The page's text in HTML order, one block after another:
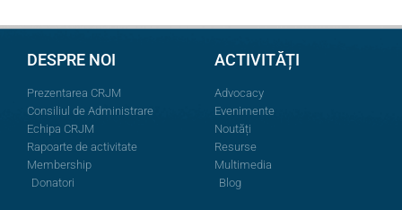
DESPRE NOI
Prezentarea CRJM
Consiliul de Administrare
Echipa CRJM
Rapoarte de activitate
Membership
Donatori
ACTIVITĂȚI
Advocacy
Evenimente
Noutăți
Resurse
Multimedia
Blog